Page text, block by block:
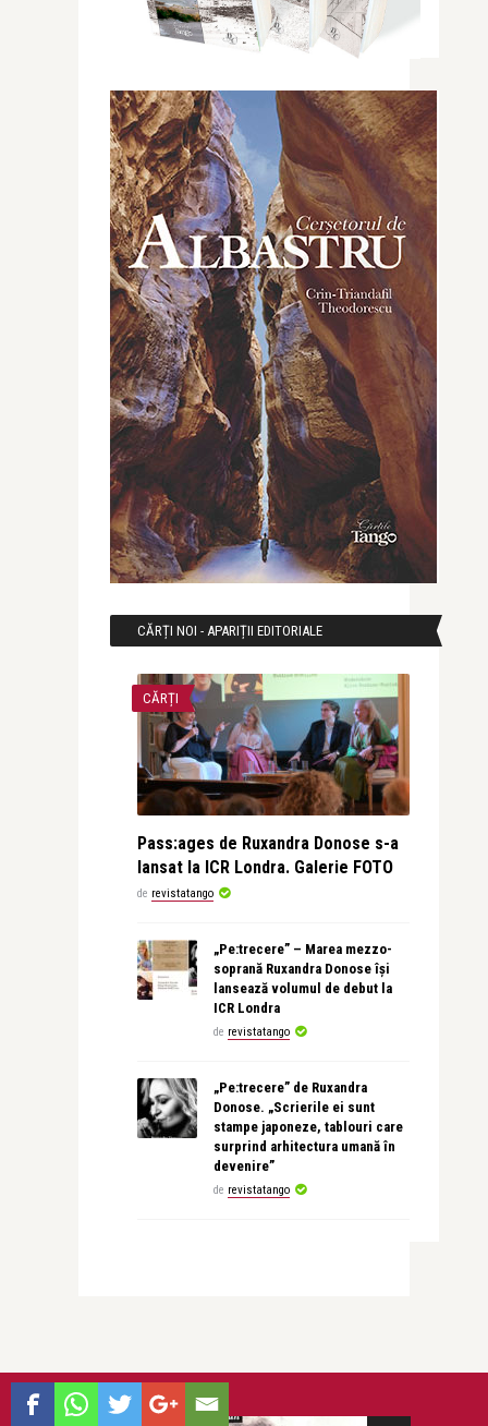
CĂRȚI NOI - APARIȚII EDITORIALE
CĂRȚI
Pass:ages de Ruxandra Donose s-a
lansat la ICR Londra. Galerie FOTO
de revistatango
„Pe:trecere” – Marea mezzo-
soprană Ruxandra Donose își
lansează volumul de debut la
ICR Londra
de revistatango
„Pe:trecere” de Ruxandra
Donose. „Scrierile ei sunt
stampe japoneze, tablouri care
surprind arhitectura umană în
devenire”
de revistatango